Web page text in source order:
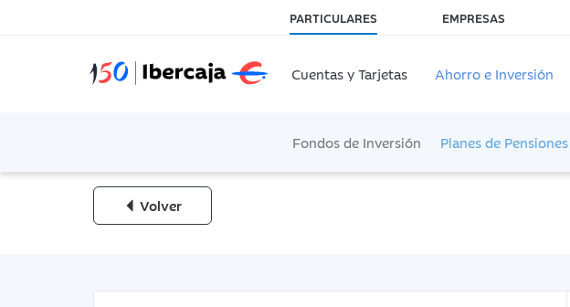
PARTICULARES EMPRESAS
Cuentas y Tarjetas Ahorro e Inversión
Fondos de Inversión Planes de Pensiones
Volver